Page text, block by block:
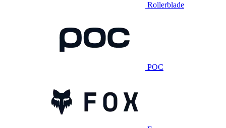
Rollerblade
POC